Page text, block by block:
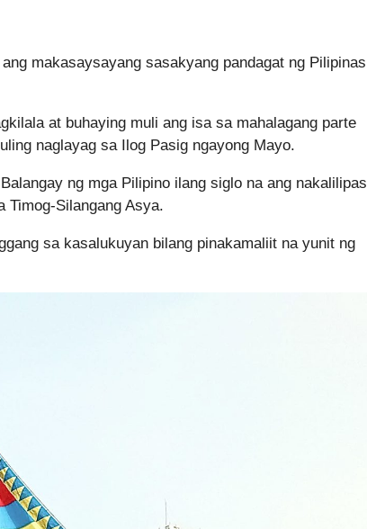
makasaysayang sasakyang pandagat ng Pilipinas
at buhaying muli ang isa sa mahalagang parte
naglayag sa Ilog Pasig ngayong Mayo.
ng mga Pilipino ilang siglo na ang nakalilipas
Timog-Silangang Asya.
sa kasalukuyan bilang pinakamaliit na yunit ng